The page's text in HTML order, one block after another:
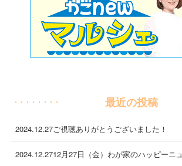
最近の投稿
2024.12.27ご視聴ありがとうございました！
2024.12.2712月27日（金）わが家のハッピーニ